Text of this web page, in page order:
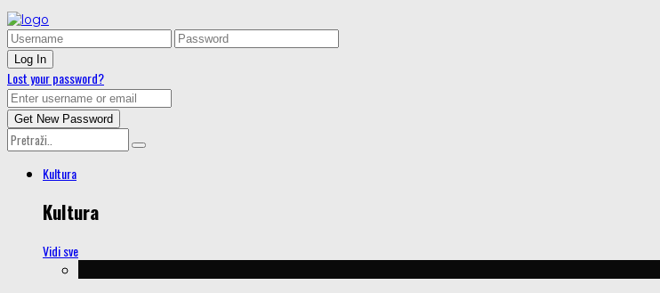
Lost your password?
Kultura
Kultura
Vidi sve